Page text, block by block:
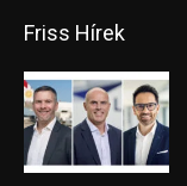
Friss Hírek